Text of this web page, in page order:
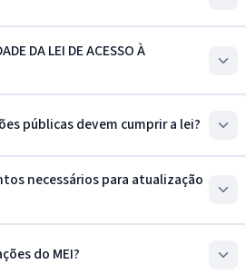
DA LEI DE ACESSO À
públicas devem cumprir a lei?
necessários para atualização
do MEI?